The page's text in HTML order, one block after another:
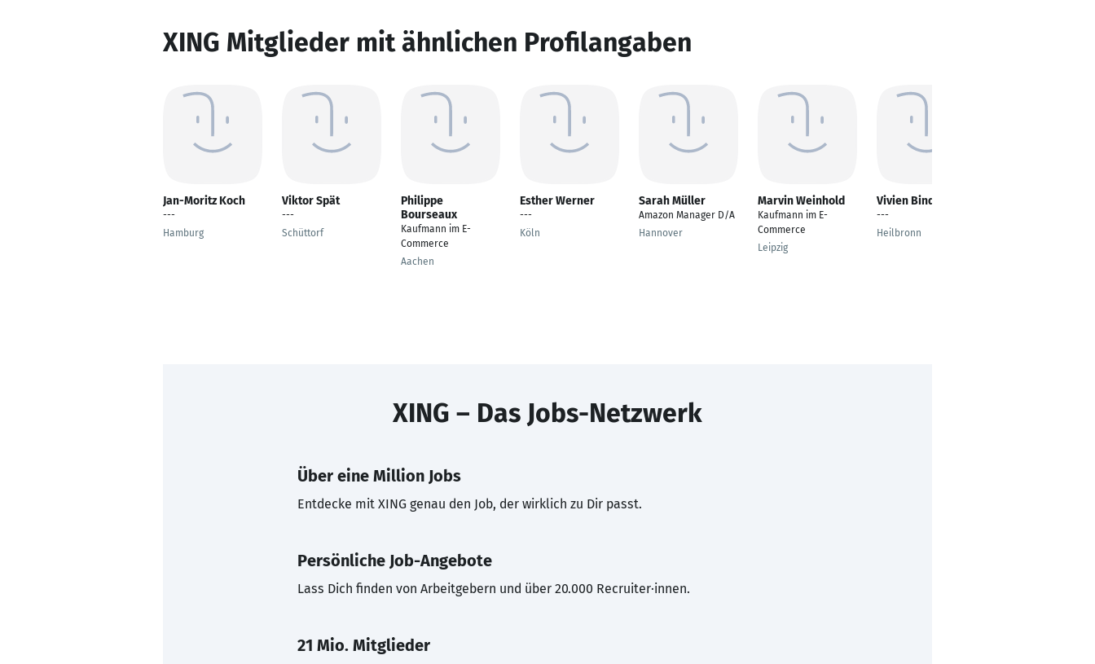
XING Mitglieder mit ähnlichen Profilangaben
Jan-Moritz Koch
---
Hamburg
Viktor Spät
---
Schüttorf
Philippe
Bourseaux
Kaufmann im E-
Commerce
Aachen
Esther Werner
---
Köln
Sarah Müller
Amazon Manager D/A
Hannover
Marvin Weinhold
Kaufmann im E-
Commerce
Leipzig
Vivien Binder
---
Heilbronn
XING – Das Jobs-Netzwerk
Über eine Million Jobs
Entdecke mit XING genau den Job, der wirklich zu Dir passt.
Persönliche Job-Angebote
Lass Dich finden von Arbeitgebern und über 20.000 Recruiter·innen.
21 Mio. Mitglieder